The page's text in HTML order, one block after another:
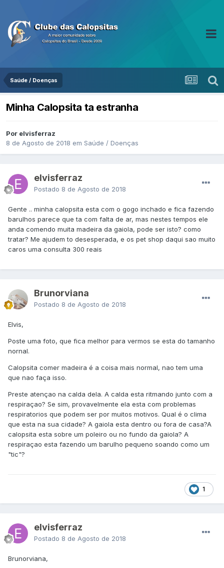
Saúde / Doenças
Minha Calopsita ta estranha
Por elvisferraz
8 de Agosto de 2018 em Saúde / Doenças
elvisferraz
Postado 8 de Agosto de 2018
Gente .. minha calopsita esta com o gogo inchado e fica fazendo
barulhos parece que ta com falta de ar, mas nestes tempos ele
anda comendo muita madeira da gaiola, pode ser isto? como
tratar? Me ajudem to desesperada, e os pet shop daqui sao muito
caros uma consulta 300 reais
Brunorviana
Postado 8 de Agosto de 2018
Elvis,
Poste uma foto, que fica melhor para vermos se esta do tamanho
nornal.
Calopsita comer madeira é a coisa mais normal, nao tem uma
que nao faça isso.
Preste atençao na calda dela. A calda esta ritmando junto com a
respiraçao? Se sim, provavelmente ela esta com problemas
respiratorios que podem ser por muitos motivos. Qual é o clima
que esta na sua cidade? A gaiola esta dentro ou fora de casa?A
calopsita esta sobre um poleiro ou no fundo da gaiola? A
respiraçao esta fazendo um barulho pequeno soando como um
"tic"?
1
elvisferraz
Postado 8 de Agosto de 2018
Brunorviana,